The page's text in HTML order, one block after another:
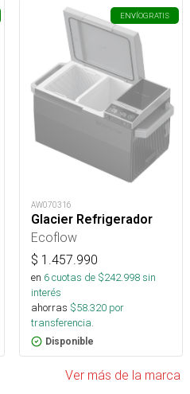
ENVÍOGRATIS
AW070316
Glacier Refrigerador
Ecoflow
$ 1.457.990
en 6cuotas de $242.998sin
interés
ahorras $58.320 por
transferencia.
Disponible
Ver más de la marca